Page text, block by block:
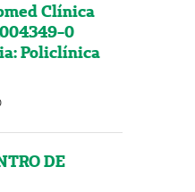
Clínica
0
Policlínica
DE